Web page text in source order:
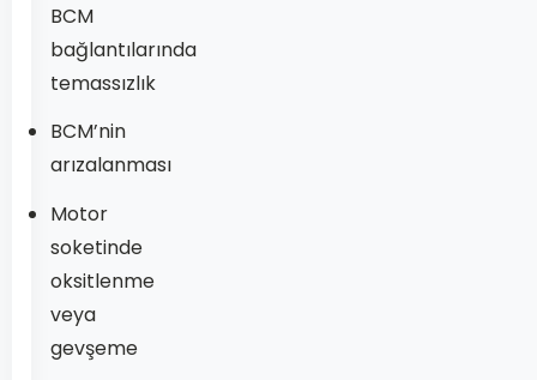
BCM
bağlantılarında
temassızlık
BCM’nin
arızalanması
Motor
soketinde
oksitlenme
veya
gevşeme